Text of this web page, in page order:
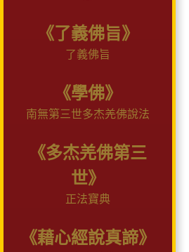
《了義佛旨》
了義佛旨
《學佛》
南無第三世多杰羌佛說法
《多杰羌佛第三
世》
正法寶典
《藉心經說真諦》